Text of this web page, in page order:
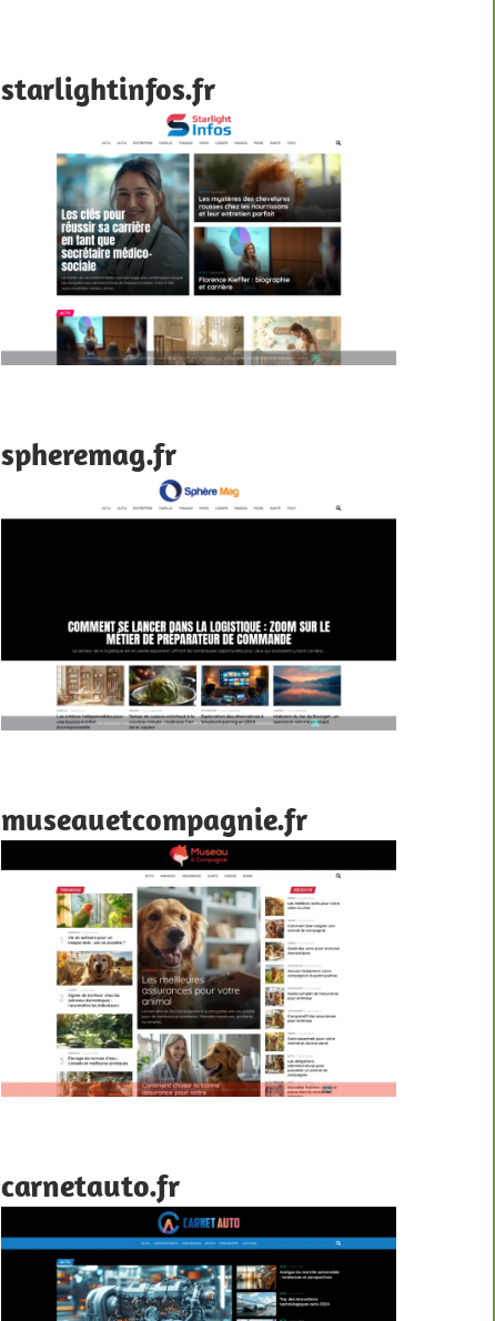
starlightinfos.fr
spheremag.fr
museauetcompagnie.fr
carnetauto.fr